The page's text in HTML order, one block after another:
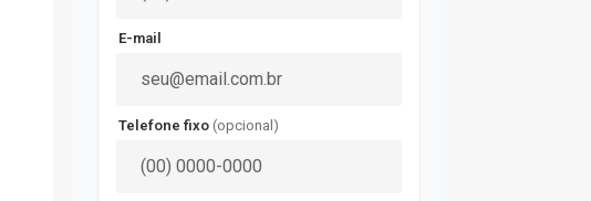
E-mail
Telefone fixo (opcional)